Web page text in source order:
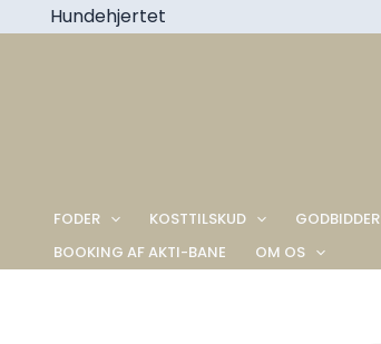
til
Hundehjertet
FODER KOSTTILSKUD GODBIDDER
BOOKING AF AKTI-BANE
OM OS